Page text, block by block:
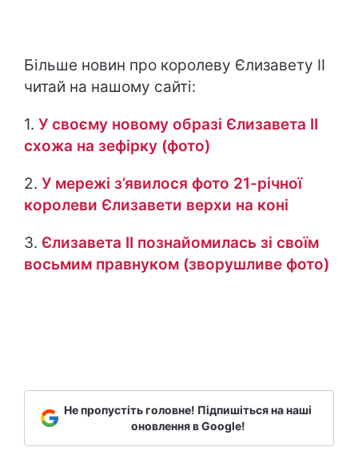
Більше новин про королеву Єлизавету ІІ
читай на нашому сайті:
1. У своєму новому образі Єлизавета ІІ
схожа на зефірку (фото)
2. У мережі з’явилося фото 21-річної
королеви Єлизавети верхи на коні
3. Єлизавета ІІ познайомилась зі своїм
восьмим правнуком (зворушливе фото)
Не пропустіть головне! Підпишіться на наші
оновлення в Google!